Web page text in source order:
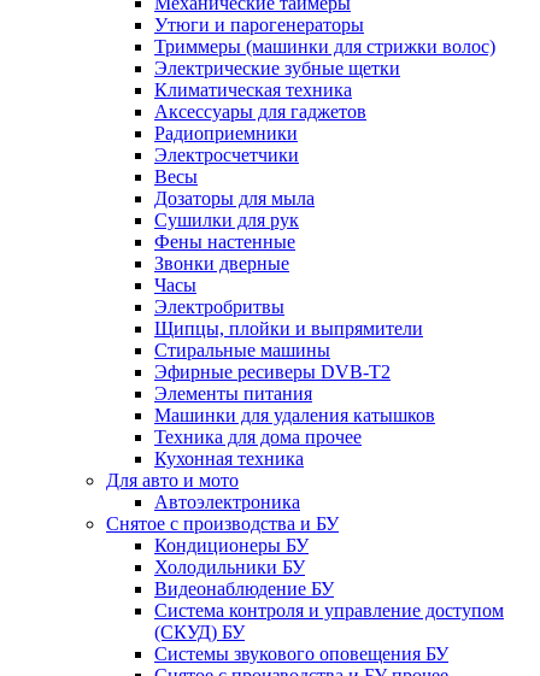
Утюги и парогенераторы
Триммеры (машинки для стрижки волос)
Электрические зубные щетки
Климатическая техника
Аксессуары для гаджетов
Радиоприемники
Электросчетчики
Весы
Дозаторы для мыла
Сушилки для рук
Фены настенные
Звонки дверные
Часы
Электробритвы
Щипцы, плойки и выпрямители
Стиральные машины
Эфирные ресиверы DVB-T2
Элементы питания
Машинки для удаления катышков
Техника для дома прочее
Кухонная техника
Для авто и мото
Автоэлектроника
Снятое с производства и БУ
Кондиционеры БУ
Холодильники БУ
Видеонаблюдение БУ
Система контроля и управление доступом
(СКУД) БУ
Системы звукового оповещения БУ